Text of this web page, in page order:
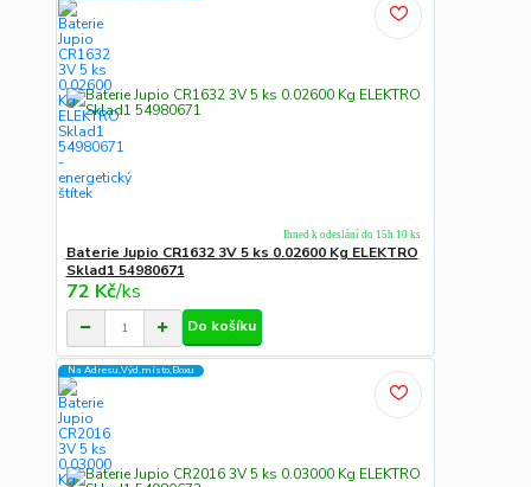
Baterie Jupio CR1632 3V 5 ks 0.02600 Kg ELEKTRO
Sklad1 54980671
72 Kč/ks
Ihned k odeslání do 15h 10 ks
Do košíku
Na Adresu,Výd.místo,Boxu